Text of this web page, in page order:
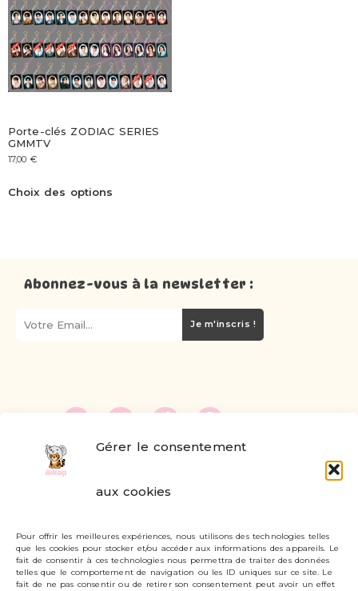
Gérer le consentement
aux cookies
Pour offrir les meilleures expériences, nous utilisons des technologies telles
que les cookies pour stocker et/ou accéder aux informations des appareils. Le
fait de consentir à ces technologies nous permettra de traiter des données
telles que le comportement de navigation ou les ID uniques sur ce site. Le
fait de ne pas consentir ou de retirer son consentement peut avoir un effet
Porte-clés ZODIAC SERIES
GMMTV
17,00 €
Choix des options
Abonnez-vous à la newsletter :
Je m'inscris !
Livraisons et retours
Mon compte